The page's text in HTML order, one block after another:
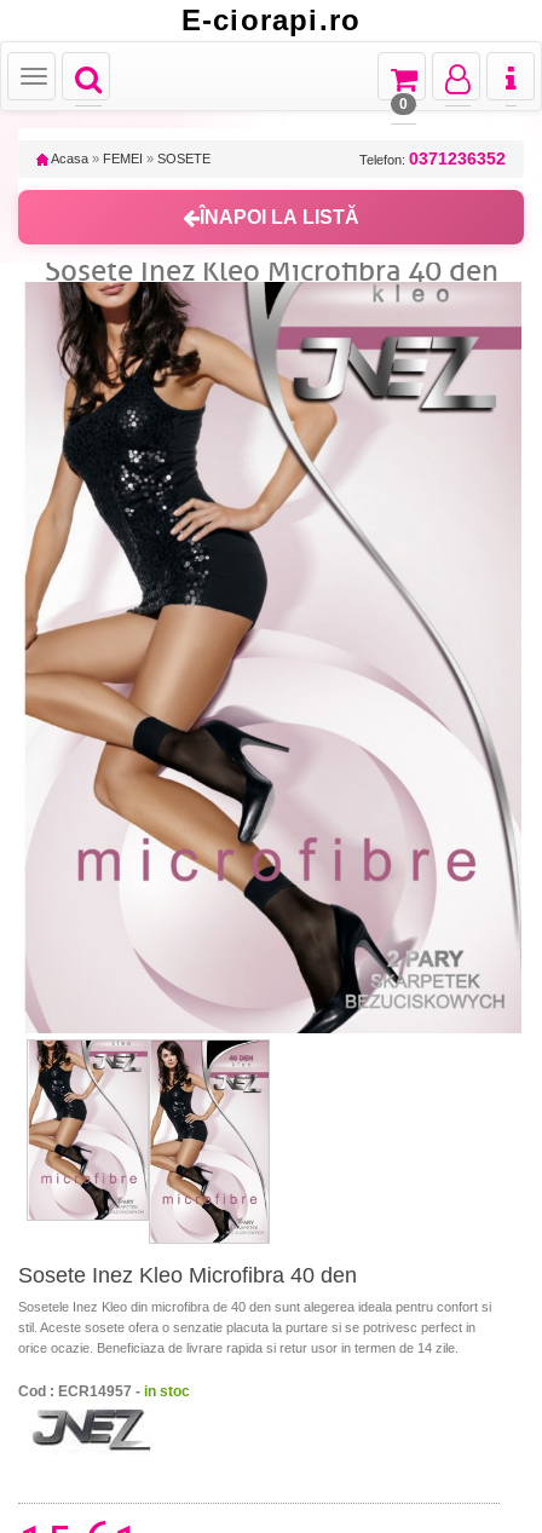
E-ciorapi.ro
Toggle
navigation
Toggle
Toggle
navigation
Toggle
navigation
Toggle
navigation
0
Acasa » FEMEI » SOSETE Telefon: 0371236352
ÎNAPOI LA LISTĂ
Sosete Inez Kleo Microfibra 40 den
Sosete Inez Kleo Microfibra 40 den
Sosetele Inez Kleo din microfibra de 40 den sunt alegerea ideala pentru confort si
stil. Aceste sosete ofera o senzatie placuta la purtare si se potrivesc perfect in
orice ocazie. Beneficiaza de livrare rapida si retur usor in termen de 14 zile.
Cod : ECR14957 - in stoc